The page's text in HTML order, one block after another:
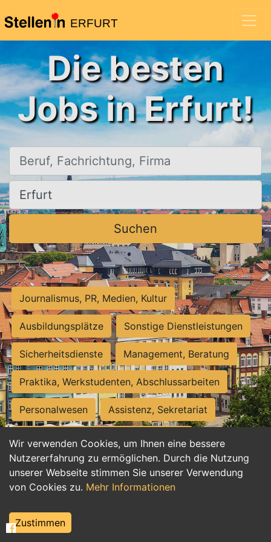
ERFURT
Wir verwenden Cookies, um Ihnen eine bessere
Nutzererfahrung zu ermöglichen. Durch die Nutzung
unserer Webseite stimmen Sie unserer Verwendung
von Cookies zu. Mehr Informationen
Zustimmen
Die besten
Jobs in Erfurt!
Beruf, Fachrichtung, Firma
Ort, Stadt
Suchen
Journalismus, PR, Medien, Kultur
Ausbildungsplätze Sonstige Dienstleistungen
Sicherheitsdienste Management, Beratung
Praktika, Werkstudenten, Abschlussarbeiten
Personalwesen Assistenz, Sekretariat
Hilfskräfte, Aushilfs- und Nebenjobs
Einkauf, Logistik, Materialwirtschaft
Weiterbildung, Studium, duale Ausbildung
Tourismus